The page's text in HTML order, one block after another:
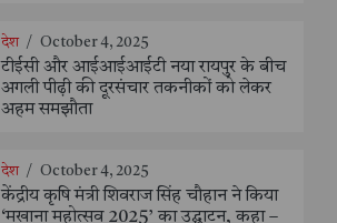
देश / October 4, 2025
टीईसी और आईआईआईटी नया रायपुर के बीच
अगली पीढ़ी की दूरसंचार तकनीकों को लेकर
अहम समझौता
देश / October 4, 2025
केंद्रीय कृषि मंत्री शिवराज सिंह चौहान ने किया
‘मखाना महोत्सव 2025’ का उद्घाटन, कहा –